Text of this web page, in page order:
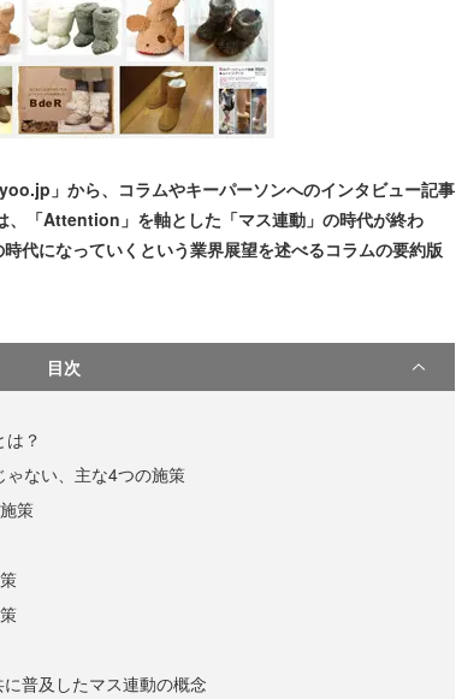
」から、コラムやキーパーソンへのインタビュー記事
、「Attention」を軸とした「マス連動」の時代が終わ
代になっていくという業界展望を述べるコラムの要約版
目次
？
ゃない、主な4つの施策
策
に普及したマス連動の概念